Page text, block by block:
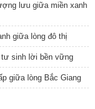
lưu giữa miền xanh
giữa lòng đô thị
tư sinh lời bền vững
giữa lòng Bắc Giang